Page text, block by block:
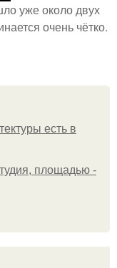
уже около двух
очень чётко.
есть в
площадью -